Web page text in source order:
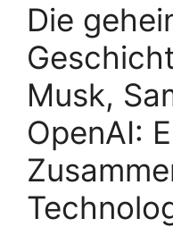
Die
Musk,
OpenAI: